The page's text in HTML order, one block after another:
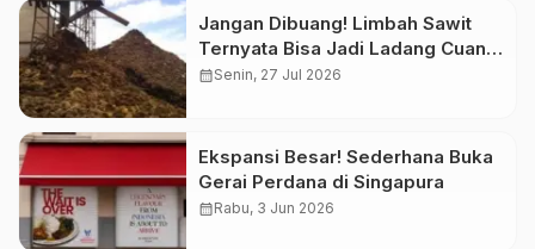
Jangan Dibuang! Limbah Sawit
Ternyata Bisa Jadi Ladang Cuan
Baru bagi UMKM
calendar_monthSenin, 27 Jul 2026
Ekspansi Besar! Sederhana Buka
Gerai Perdana di Singapura
calendar_monthRabu, 3 Jun 2026